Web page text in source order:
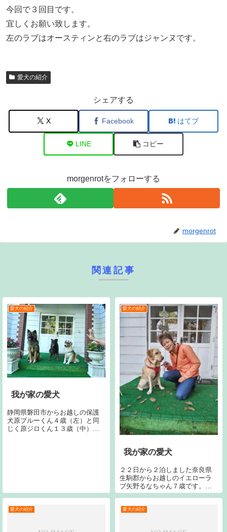
今回で３回目です。
宜しくお願い致します。
左のラブはオースティンと右のラブはジャンヌです。
愛犬の紹介
シェアする
X Facebook はてブ
LINE コピー
morgenrotをフォローする
morgenrot
関連記事
愛犬の紹介
我が家の愛犬
静岡県磐田市からお越しの保護
犬原ブルーくん４歳（左）と同
じく原ジロくん１３歳（中）と
愛犬の紹介
我が家の愛犬
２２日から２泊しました奈良県
生駒郡からお越しのイエローラ
ブ矢野るなちゃん７歳です。今
シーズン２回目です。今回で３
します。
愛犬の紹介 愛犬の紹介